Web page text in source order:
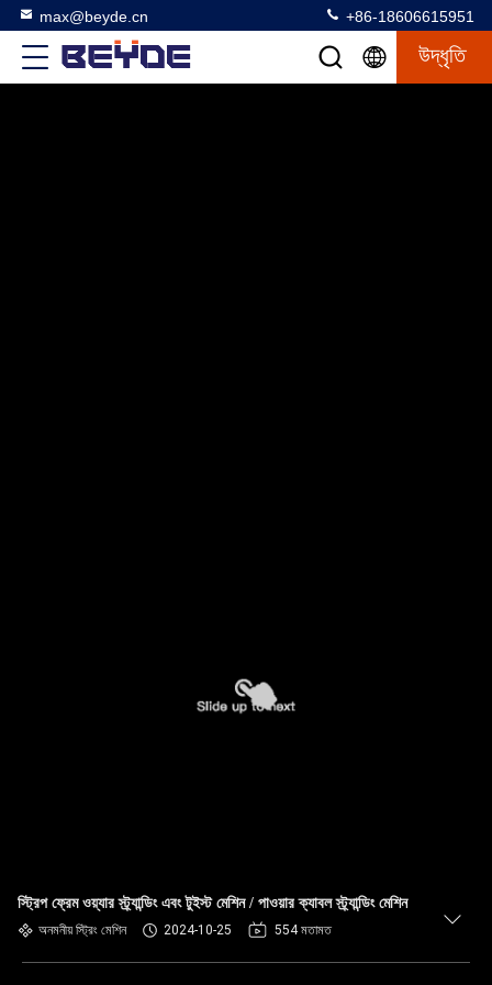
max@beyde.cn +86-18606615951
উদ্ধৃতি
স্ট্রিপ ফ্রেম ওয়্যার স্ট্র্যান্ডিং এবং টুইস্ট মেশিন / পাওয়ার ক্যাবল স্ট্র্যান্ডিং মেশিন
অনমনীয় স্ট্রিং মেশিন 2024-10-25 554 মতামত